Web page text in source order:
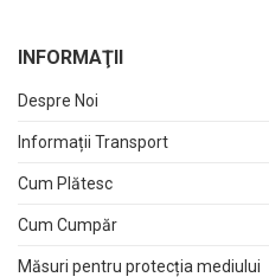
INFORMAŢII
Despre Noi
Informații Transport
Cum Plătesc
Cum Cumpăr
Măsuri pentru protecția mediului